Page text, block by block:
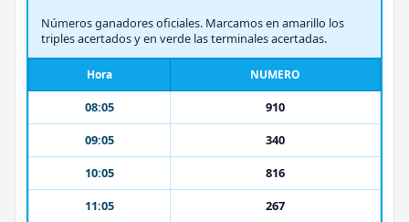
Números ganadores oficiales. Marcamos en amarillo los
triples acertados y en verde las terminales acertadas.
Hora NUMERO
08:05
910
09:05
340
10:05
816
11:05
267